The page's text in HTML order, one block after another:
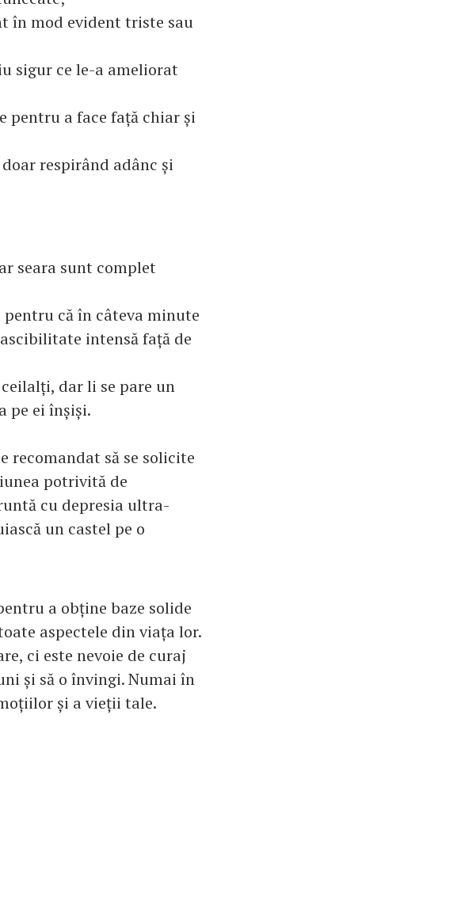
în mod evident triste sau
sigur ce le-a ameliorat
pentru a face față chiar și
respirând adânc și
seara sunt complet
că în câteva minute
intensă față de
dar li se pare un
pe ei înșiși.
recomandat să se solicite
potrivită de
cu depresia ultra-
un castel pe o
a obține baze solide
aspectele din viața lor.
ci este nevoie de curaj
și să o învingi. Numai în
și a vieții tale.